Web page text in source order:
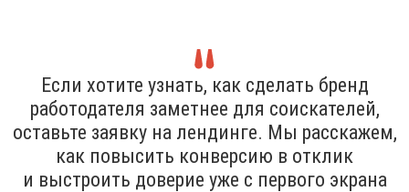
Если хотите узнать, как сделать бренд
работодателя заметнее для соискателей,
оставьте заявку на лендинге. Мы расскажем,
как повысить конверсию в отклик
и выстроить доверие уже с первого экрана